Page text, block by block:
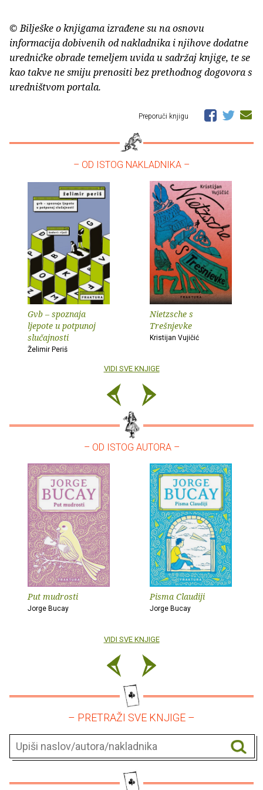
© Bilješke o knjigama izrađene su na osnovu
informacija dobivenih od nakladnika i njihove dodatne
uredničke obrade temeljem uvida u sadržaj knjige, te se
kao takve ne smiju prenositi bez prethodnog dogovora s
uredništvom portala.
Preporuči knjigu
– OD ISTOG NAKLADNIKA –
Gvb – spoznaja
ljepote u potpunoj
slučajnosti
Želimir Periš
Nietzsche s
Trešnjevke
Kristijan Vujičić
VIDI SVE KNJIGE
– OD ISTOG AUTORA –
Put mudrosti
Jorge Bucay
Pisma Claudiji
Jorge Bucay
VIDI SVE KNJIGE
– PRETRAŽI SVE KNJIGE –